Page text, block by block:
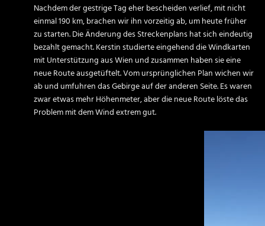
Nachdem der gestrige Tag eher bescheiden verlief, mit nicht
einmal 190 km, brachen wir ihn vorzeitig ab, um heute früher
zu starten. Die Änderung des Streckenplans hat sich eindeutig
bezahlt gemacht. Kerstin studierte eingehend die Windkarten
mit Unterstützung aus Wien und zusammen haben sie eine
neue Route ausgetüftelt. Vom ursprünglichen Plan wichen wir
ab und umfuhren das Gebirge auf der anderen Seite. Es waren
zwar etwas mehr Höhenmeter, aber die neue Route löste das
Problem mit dem Wind extrem gut.